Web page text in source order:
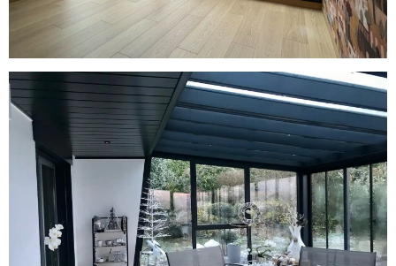
Ambérieux en Bugey : Véranda
chevron par A2B Concept